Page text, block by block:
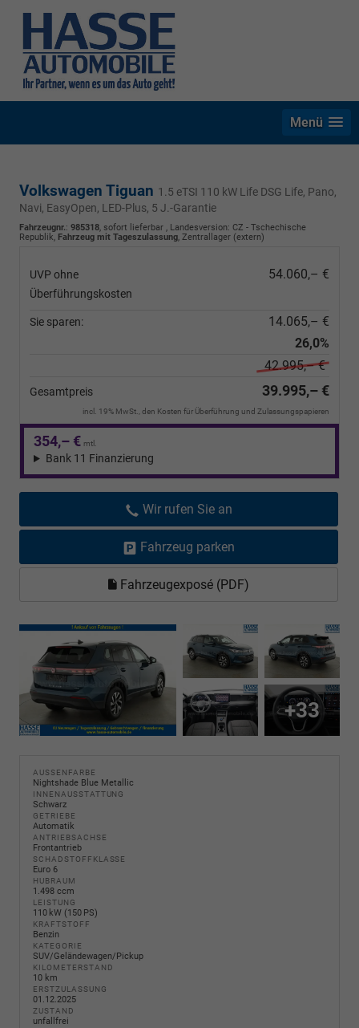
Menü
Volkswagen Tiguan 1.5 eTSI 110 kW Life DSG Life, Pano,
Navi, EasyOpen, LED-Plus, 5 J.-Garantie
Fahrzeugnr.: 985318, sofort lieferbar , Landesversion: CZ - Tschechische
Republik, Fahrzeug mit Tageszulassung, Zentrallager (extern)
UVP ohne
Überführungskosten
54.060,– €
Sie sparen:
14.065,– €
26,0%
42.995,– €
Gesamtpreis 39.995,– €
incl. 19% MwSt., den Kosten für Überführung und Zulassungspapieren
354,– € mtl.
Bank 11 Finanzierung
Wir rufen Sie an
Fahrzeug parken
Fahrzeugexposé (PDF)
+33
AUSSENFARBE
Nightshade Blue Metallic
INNENAUSSTATTUNG
Schwarz
GETRIEBE
Automatik
ANTRIEBSACHSE
Frontantrieb
SCHADSTOFFKLASSE
Euro 6
HUBRAUM
1.498 ccm
LEISTUNG
110 kW (150 PS)
KRAFTSTOFF
Benzin
KATEGORIE
SUV/Geländewagen/Pickup
KILOMETERSTAND
10 km
ERSTZULASSUNG
01.12.2025
ZUSTAND
unfallfrei